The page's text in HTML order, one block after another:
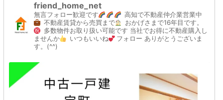
friend_home_net
無言フォロー歓迎です
高知で不動産仲介業営業中
不動産賃貸から売買まで
おかげさまで16年目です。
多数物件お取り扱い可能です 当社でお得に不動産購入し
ませんか
いつもいいね フォロー ありがとうございま
す。(^^)